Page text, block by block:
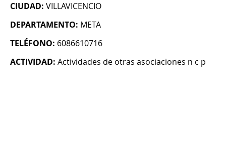
CIUDAD: VILLAVICENCIO
DEPARTAMENTO: META
TELÉFONO: 6086610716
ACTIVIDAD: Actividades de otras asociaciones n c p